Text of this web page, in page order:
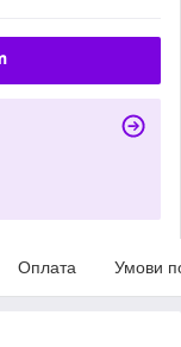
Оплата Умови